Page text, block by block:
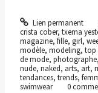
Lien permanent
crista cober, txema
magazine, fille, girl,
modèle, modeling, top
de mode, photographe,
nude, naked, arts, art,
tendances, trends,
swimwear
0